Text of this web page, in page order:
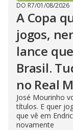
DO R7/01/08/2026
A Copa
jogos,
lance
Brasil.
no Real
José Mourinho
títulos. E quer
que vê em
novamente